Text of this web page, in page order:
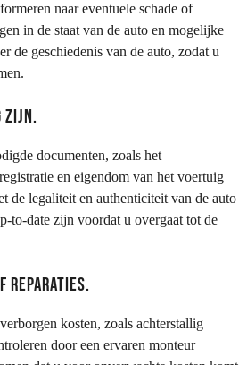
naar eventuele schade of
in de staat van de auto en mogelijke
de geschiedenis van de auto, zodat u
zijn.
documenten, zoals het
en eigendom van het voertuig
de legaliteit en authenticiteit van de auto
to-date zijn voordat u overgaat tot de
reparaties.
kosten, zoals achterstallig
door een ervaren monteur